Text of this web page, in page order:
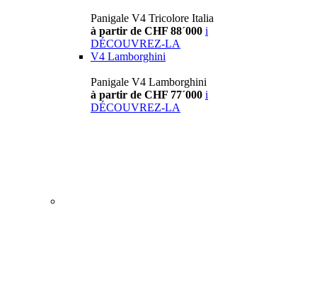
Panigale V4 Tricolore Italia
à partir de CHF 88´000 i
DÉCOUVREZ-LA
V4 Lamborghini
Panigale V4 Lamborghini
à partir de CHF 77´000 i
DÉCOUVREZ-LA